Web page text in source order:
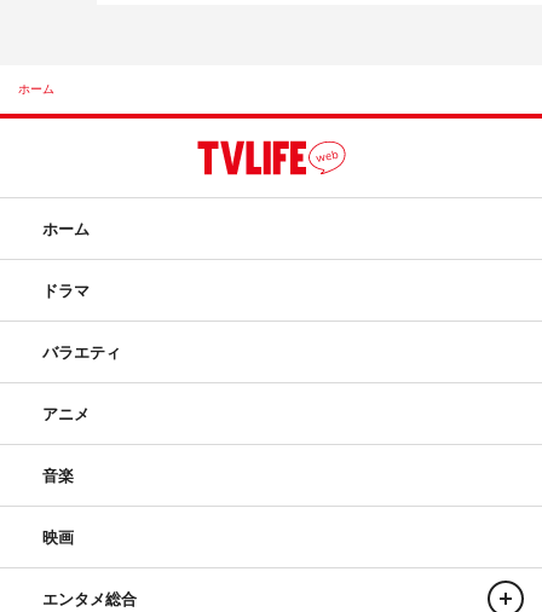
ホーム
ホーム
ドラマ
バラエティ
アニメ
音楽
映画
エンタメ総合